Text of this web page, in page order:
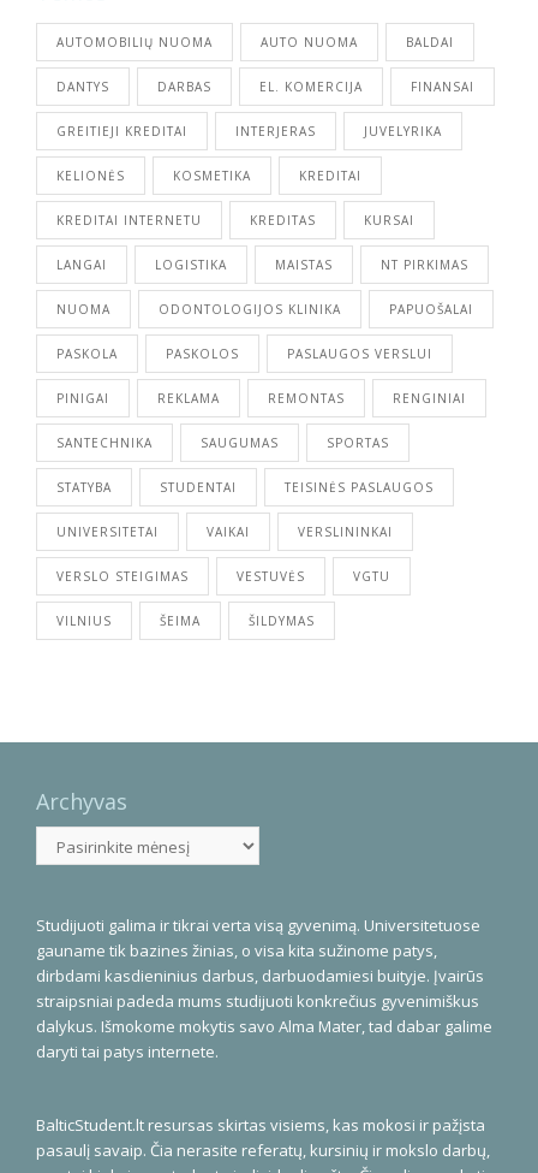
AUTOMOBILIŲ NUOMA AUTO NUOMA BALDAI
DANTYS DARBAS EL. KOMERCIJA FINANSAI
GREITIEJI KREDITAI INTERJERAS JUVELYRIKA
KELIONĖS KOSMETIKA KREDITAI
KREDITAI INTERNETU KREDITAS KURSAI
LANGAI LOGISTIKA MAISTAS NT PIRKIMAS
NUOMA ODONTOLOGIJOS KLINIKA PAPUOŠALAI
PASKOLA PASKOLOS PASLAUGOS VERSLUI
PINIGAI REKLAMA REMONTAS RENGINIAI
SANTECHNIKA SAUGUMAS SPORTAS
STATYBA STUDENTAI TEISINĖS PASLAUGOS
UNIVERSITETAI VAIKAI VERSLININKAI
VERSLO STEIGIMAS VESTUVĖS VGTU
VILNIUS ŠEIMA ŠILDYMAS
Archyvas
Archyvas
Studijuoti galima ir tikrai verta visą gyvenimą. Universitetuose
gauname tik bazines žinias, o visa kita sužinome patys,
dirbdami kasdieninius darbus, darbuodamiesi buityje. Įvairūs
straipsniai padeda mums studijuoti konkrečius gyvenimiškus
dalykus. Išmokome mokytis savo Alma Mater, tad dabar galime
daryti tai patys internete.
BalticStudent.lt resursas skirtas visiems, kas mokosi ir pažįsta
pasaulį savaip. Čia nerasite referatų, kursinių ir mokslo darbų,